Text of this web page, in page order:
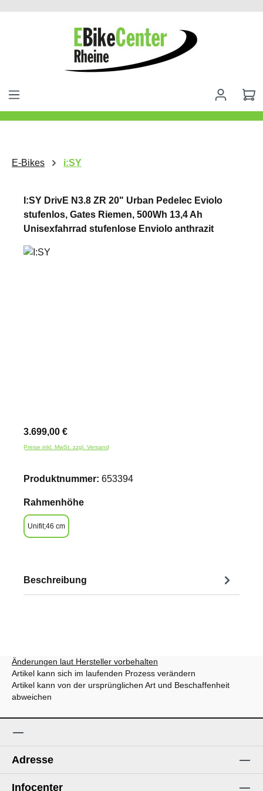
springen
E-Bikes i:SY
I:SY DrivE N3.8 ZR 20" Urban Pedelec Eviolo
stufenlos, Gates Riemen, 500Wh 13,4 Ah
Unisexfahrrad stufenlose Enviolo anthrazit
3.699,00 €
Preise inkl. MwSt. zzgl. Versand
Produktnummer: 653394
Rahmenhöheauswählen
Unifit;46 cm
Beschreibung
Änderungen laut Hersteller vorbehalten
Artikel kann sich im laufenden Prozess verändern
Artikel kann von der ursprünglichen Art und Beschaffenheit
abweichen
Adresse
Infocenter